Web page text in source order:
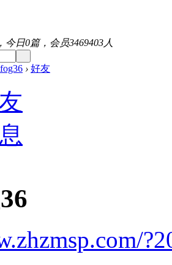
今日0篇，会员3469403人
› 好友